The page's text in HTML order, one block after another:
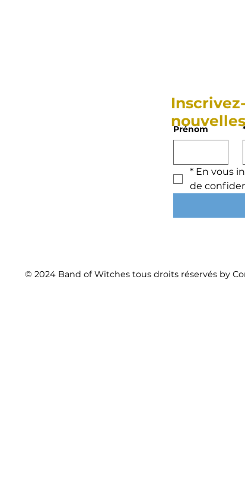
Prénom
* En vous
de
© 2024 Band of Witches tous droits réservés by